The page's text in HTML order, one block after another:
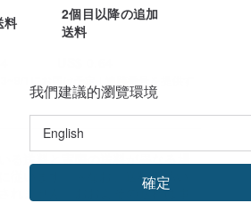
料
2個目以降の追加
送料
1にお届け予定 | 追跡番号を提供す
送料と実際の送料が異なる場
います。 ※なお、送料着払い
ません。おおよその送料は事
我們建議的瀏覽環境
確定